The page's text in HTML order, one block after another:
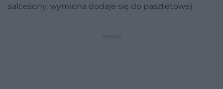
salcesony, wymiona dodaje się do pasztetowej.